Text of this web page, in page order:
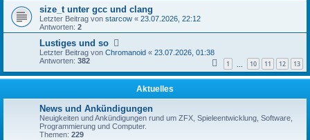
size_t unter gcc und clang
Letzter Beitrag von starcow « 23.07.2026, 22:12
Antworten: 2
Lustiges und so
Letzter Beitrag von Chromanoid « 23.07.2026, 01:38
Antworten: 382 1 10 11 12 13
Aktuelles
News und Ankündigungen
Neuigkeiten und Ankündigungen rund um ZFX, Spieleentwicklung, Software,
Programmierung und Computer.
Themen: 229